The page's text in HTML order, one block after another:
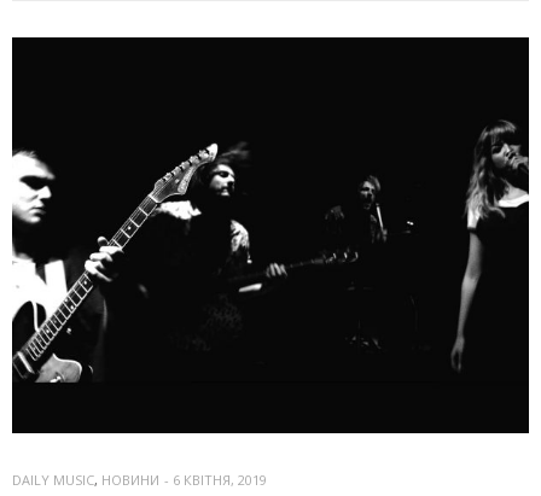
DAILY MUSIC, НОВИНИ - 6 КВІТНЯ, 2019